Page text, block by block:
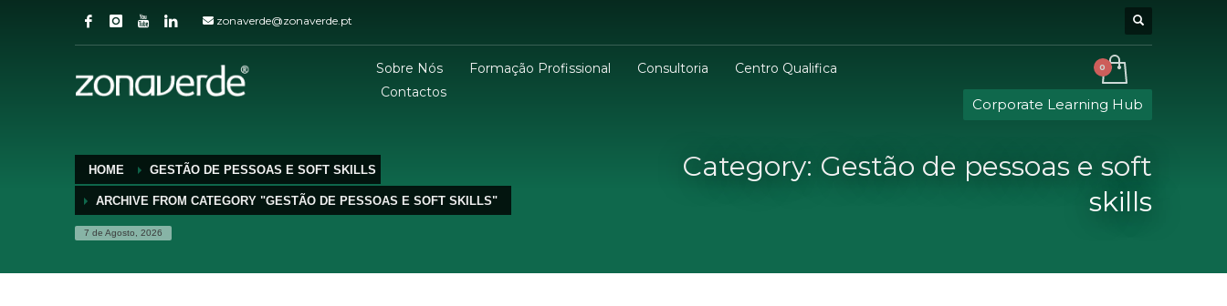
zonaverde@zonaverde.pt
Sobre Nós Formação Profissional Consultoria
Centro Qualifica
Contactos
Corporate Learning Hub
HOME GESTÃO DE PESSOAS E SOFT SKILLS
ARCHIVE FROM CATEGORY "GESTÃO DE PESSOAS E SOFT SKILLS"
7 de Agosto, 2026
Category: Gestão de pessoas e soft
skills